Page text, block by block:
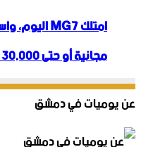
مجانية أو حتى 30,000 كم (أيهما أسبق).
عن يوميات في دمشق